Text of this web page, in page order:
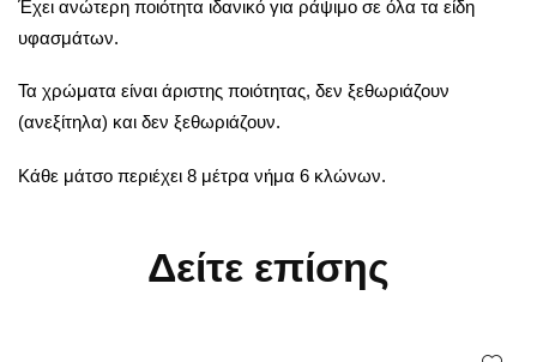
Έχει ανώτερη ποιότητα ιδανικό για ράψιμο σε όλα τα είδη
υφασμάτων.
Τα χρώματα είναι άριστης ποιότητας, δεν ξεθωριάζουν
(ανεξίτηλα) και δεν ξεθωριάζουν.
Κάθε μάτσο περιέχει 8 μέτρα νήμα 6 κλώνων.
Δείτε επίσης